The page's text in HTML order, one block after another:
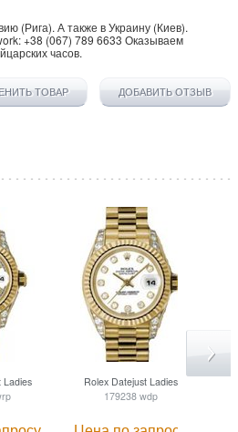
(Рига). А также вУкраину (Киев).
+38 (067) 789 6633 Оказываем
часов.
ТОВАР ДОБАВИТЬ ОТЗЫВ
RolexDatejust Ladies
179238 wdp